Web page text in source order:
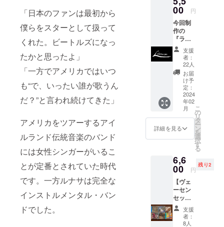
「日本のファンは最初から
僕らをスターとして扱って
くれた。ビートルズになっ
たかと思ったよ」
「一方でアメリカではいつ
も“で、いったい誰が歌うん
だ？”と言われ続けてきた」
アメリカをツアーするアイ
ルランド伝統音楽のバンド
には女性シンガーがいるこ
とが定番とされていた時代
です。一方ルナサは完全な
インストルメンタル・バン
ドでした。
me
Here
Kind
Strange
r」の
セット
です
00 円
今回制
作の
『ライ
ブ・イ
ン・
ジャパ
ン
（仮）
』CD2
枚 お友
達と
シェア
してい
ただい
てもOK
です
送先は
一箇所
になり
ます。
支援
者：
22人
お届
け予
定：
2024
年02
月
詳細を見る
こ
の
リ
タ
ー
ン
を
選
択
す
る
6,6
00 円
残り2
【ヴェ
ーセン
セット
その2】
倉庫か
ら見つ
支援
者：
8人